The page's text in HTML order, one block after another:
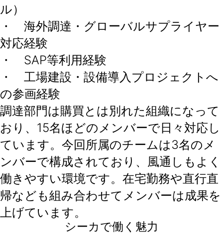
ル）
・ 海外調達・グローバルサプライヤー
対応経験
・ SAP等利用経験
・ 工場建設・設備導入プロジェクトへ
の参画経験
調達部門は購買とは別れた組織になって
おり、15名ほどのメンバーで日々対応し
ています。今回所属のチームは3名のメ
ンバーで構成されており、風通しもよく
働きやすい環境です。在宅勤務や直行直
帰なども組み合わせてメンバーは成果を
上げています。
シーカで働く魅力